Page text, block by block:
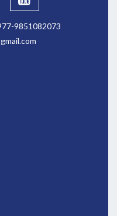
9851082073